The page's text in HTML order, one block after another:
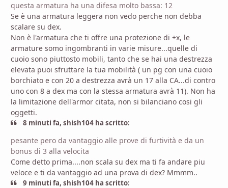
questa armatura ha una difesa molto bassa: 12
Se è una armatura leggera non vedo perche non debba
scalare su dex.
Non è l'armatura che ti offre una protezione di +x, le
armature somo ingombranti in varie misure...quelle di
cuoio sono piuttosto mobili, tanto che se hai una destrezza
elevata puoi sfruttare la tua mobilità ( un pg con una cuoio
borchiato e con 20 a destrezza avrà un 17 alla CA...di contro
uno con 8 a dex ma con la stessa armatura avrà 11). Non ha
la limitazione dell'armor citata, non si bilanciano cosi gli
oggetti.
8 minuti fa, shish104 ha scritto:
pesante pero da vantaggio alle prove di furtività e da un
bonus di 3 alla velocita
Come detto prima....non scala su dex ma ti fa andare piu
veloce e ti da vantaggio ad una prova di dex? Mmmm..
9 minuti fa, shish104 ha scritto: